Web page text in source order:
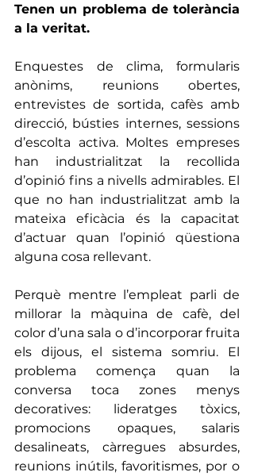
Tenen un problema de tolerància
a la veritat.
Enquestes de clima, formularis
anònims, reunions obertes,
entrevistes de sortida, cafès amb
direcció, bústies internes, sessions
d’escolta activa. Moltes empreses
han industrialitzat la recollida
d’opinió fins a nivells admirables. El
que no han industrialitzat amb la
mateixa eficàcia és la capacitat
d’actuar quan l’opinió qüestiona
alguna cosa rellevant.
Perquè mentre l’empleat parli de
millorar la màquina de cafè, del
color d’una sala o d’incorporar fruita
els dijous, el sistema somriu. El
problema comença quan la
conversa toca zones menys
decoratives: lideratges tòxics,
promocions opaques, salaris
desalineats, càrregues absurdes,
reunions inútils, favoritismes, por o